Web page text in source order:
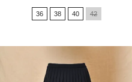
36 38 40 42